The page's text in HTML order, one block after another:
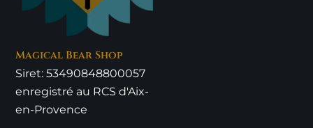
Magical Bear Shop
Siret: 53490848800057
enregistré au RCS d'Aix-
en-Provence